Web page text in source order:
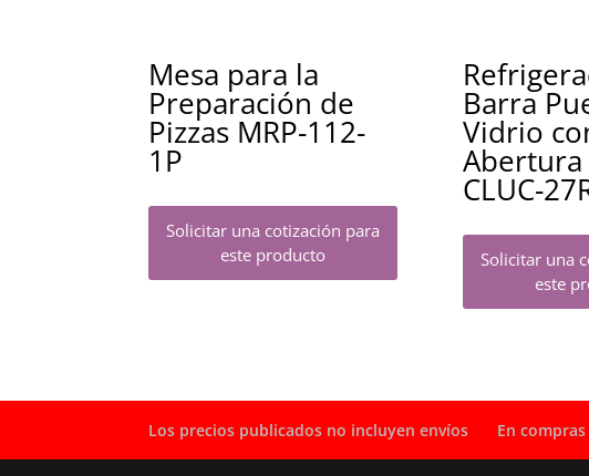
Mesa para la
Preparación de
Pizzas MRP-112-
1P
Solicitar una cotización para
este producto
Barra
Vidrio
Abertura
CLUC-
Solicitar una
este
Los precios publicados no incluyen envíos En